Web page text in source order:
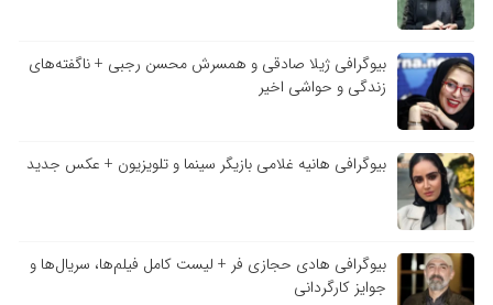
بیوگرافی ژیلا صادقی و همسرش محسن رجبی + ناگفته‌های
زندگی و حواشی اخیر
بیوگرافی هانیه غلامی بازیگر سینما و تلویزیون + عکس جدید
بیوگرافی هادی حجازی فر + لیست کامل فیلم‌ها، سریال‌ها و
جوایز کارگردانی